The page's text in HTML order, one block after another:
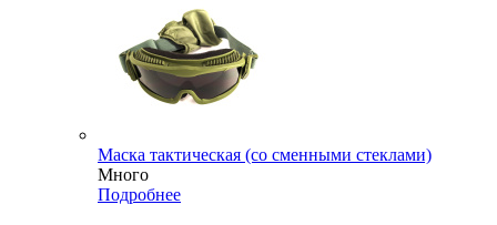
Маска тактическая (со сменными стеклами)
Много
Подробнее